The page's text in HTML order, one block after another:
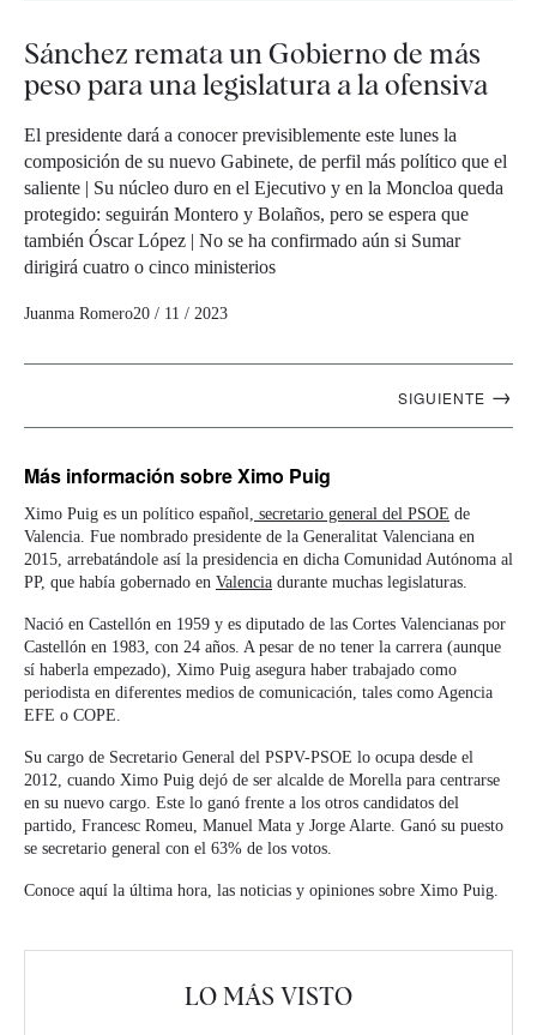
Sánchez remata un Gobierno de más
peso para una legislatura a la ofensiva
El presidente dará a conocer previsiblemente este lunes la
composición de su nuevo Gabinete, de perfil más político que el
saliente | Su núcleo duro en el Ejecutivo y en la Moncloa queda
protegido: seguirán Montero y Bolaños, pero se espera que
también Óscar López | No se ha confirmado aún si Sumar
dirigirá cuatro o cinco ministerios
Juanma Romero20 / 11 / 2023
SIGUIENTE →
Más información sobre Ximo Puig
Ximo Puig es un político español, secretario general del PSOE de
Valencia. Fue nombrado presidente de la Generalitat Valenciana en
2015, arrebatándole así la presidencia en dicha Comunidad Autónoma al
PP, que había gobernado en Valencia durante muchas legislaturas.
Nació en Castellón en 1959 y es diputado de las Cortes Valencianas por
Castellón en 1983, con 24 años. A pesar de no tener la carrera (aunque
sí haberla empezado), Ximo Puig asegura haber trabajado como
periodista en diferentes medios de comunicación, tales como Agencia
EFE o COPE.
Su cargo de Secretario General del PSPV-PSOE lo ocupa desde el
2012, cuando Ximo Puig dejó de ser alcalde de Morella para centrarse
en su nuevo cargo. Este lo ganó frente a los otros candidatos del
partido, Francesc Romeu, Manuel Mata y Jorge Alarte. Ganó su puesto
se secretario general con el 63% de los votos.
Conoce aquí la última hora, las noticias y opiniones sobre Ximo Puig.
LO MÁS VISTO